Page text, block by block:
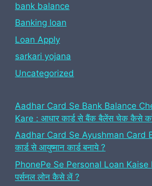
bank balance
Banking loan
Loan Apply
sarkari yojana
Uncategorized
Aadhar Card Se Bank Balance
Kare : आधार कार्ड से बैंक बैलेंस चेक कैसे
Aadhar Card Se Ayushman Card
कार्ड से आयुष्मान कार्ड बनाये ?
PhonePe Se Personal Loan Kaise
पर्सनल लोन कैसे लें ?